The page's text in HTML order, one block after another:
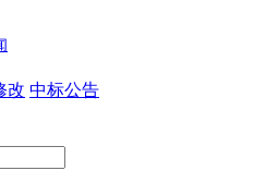
改 中标公告